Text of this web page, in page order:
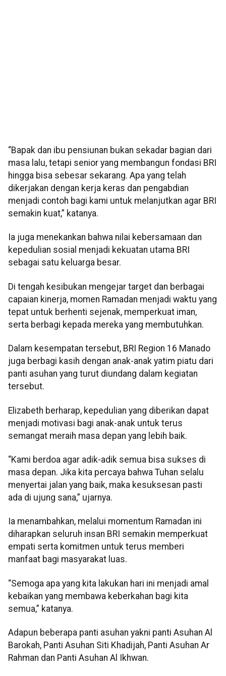
“Bapak dan ibu pensiunan bukan sekadar bagian dari
masa lalu, tetapi senior yang membangun fondasi BRI
hingga bisa sebesar sekarang. Apa yang telah
dikerjakan dengan kerja keras dan pengabdian
menjadi contoh bagi kami untuk melanjutkan agar BRI
semakin kuat,” katanya.
Ia juga menekankan bahwa nilai kebersamaan dan
kepedulian sosial menjadi kekuatan utama BRI
sebagai satu keluarga besar.
Di tengah kesibukan mengejar target dan berbagai
capaian kinerja, momen Ramadan menjadi waktu yang
tepat untuk berhenti sejenak, memperkuat iman,
serta berbagi kepada mereka yang membutuhkan.
Dalam kesempatan tersebut, BRI Region 16 Manado
juga berbagi kasih dengan anak-anak yatim piatu dari
panti asuhan yang turut diundang dalam kegiatan
tersebut.
Elizabeth berharap, kepedulian yang diberikan dapat
menjadi motivasi bagi anak-anak untuk terus
semangat meraih masa depan yang lebih baik.
“Kami berdoa agar adik-adik semua bisa sukses di
masa depan. Jika kita percaya bahwa Tuhan selalu
menyertai jalan yang baik, maka kesuksesan pasti
ada di ujung sana,” ujarnya.
Ia menambahkan, melalui momentum Ramadan ini
diharapkan seluruh insan BRI semakin memperkuat
empati serta komitmen untuk terus memberi
manfaat bagi masyarakat luas.
“Semoga apa yang kita lakukan hari ini menjadi amal
kebaikan yang membawa keberkahan bagi kita
semua,” katanya.
Adapun beberapa panti asuhan yakni panti Asuhan Al
Barokah, Panti Asuhan Siti Khadijah, Panti Asuhan Ar
Rahman dan Panti Asuhan Al Ikhwan.